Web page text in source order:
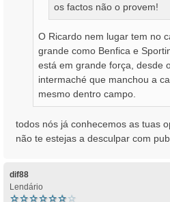
os factos não o provem!
O Ricardo nem lugar tem no
grande como Benfica e
está em grande força, desde
intermaché que manchou a
mesmo dentro campo.
todos nós já conhecemos as tuas
não te estejas a desculpar com
dif88
Lendário